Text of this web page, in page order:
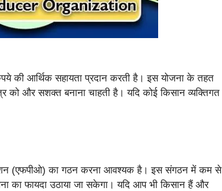
की आर्थिक सहायता प्रदान करती है। इस योजना के तहत
को और सशक्त बनाना चाहती है। यदि कोई किसान व्यक्तिगत
(एफपीओ) का गठन करना आवश्यक है। इस संगठन में कम से
का फायदा उठाया जा सकेगा। यदि आप भी किसान हैं और